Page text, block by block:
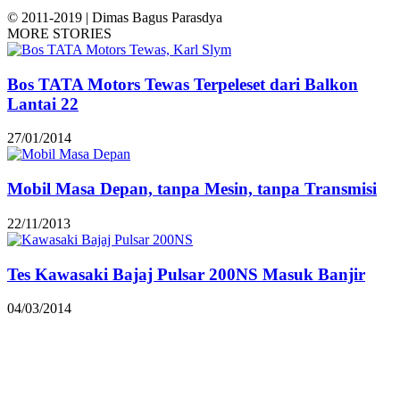
© 2011-2019 | Dimas Bagus Parasdya
MORE STORIES
Bos TATA Motors Tewas Terpeleset dari Balkon
Lantai 22
27/01/2014
Mobil Masa Depan, tanpa Mesin, tanpa Transmisi
22/11/2013
Tes Kawasaki Bajaj Pulsar 200NS Masuk Banjir
04/03/2014